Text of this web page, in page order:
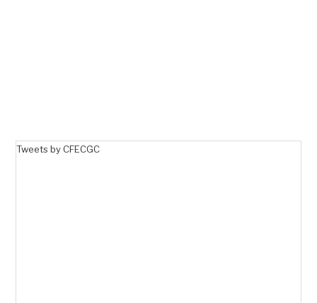
Tweets by CFECGC